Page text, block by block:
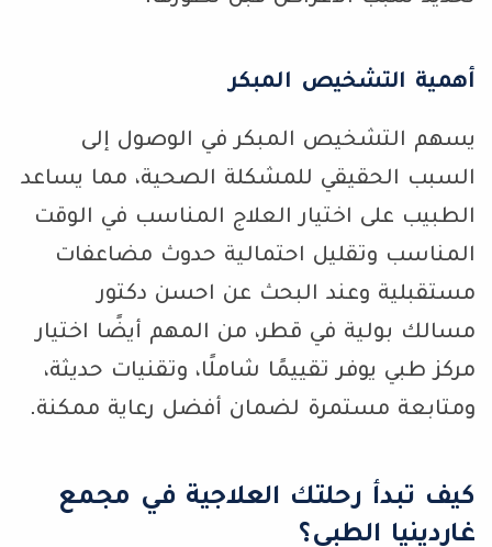
أهمية التشخيص المبكر
يسهم التشخيص المبكر في الوصول إلى
السبب الحقيقي للمشكلة الصحية، مما يساعد
الطبيب على اختيار العلاج المناسب في الوقت
المناسب وتقليل احتمالية حدوث مضاعفات
مستقبلية وعند البحث عن احسن دكتور
مسالك بولية في قطر، من المهم أيضًا اختيار
مركز طبي يوفر تقييمًا شاملًا، وتقنيات حديثة،
ومتابعة مستمرة لضمان أفضل رعاية ممكنة.
كيف تبدأ رحلتك العلاجية في مجمع
غاردينيا الطبي؟